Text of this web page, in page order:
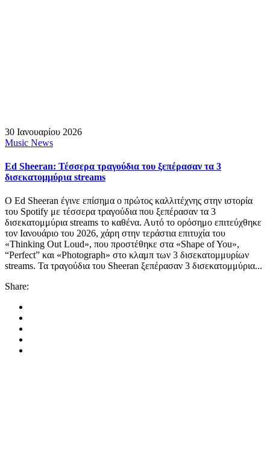
30 Ιανουαρίου 2026
Music News
Ed Sheeran: Τέσσερα τραγούδια του ξεπέρασαν τα 3
δισεκατομμύρια streams
Ο Ed Sheeran έγινε επίσημα ο πρώτος καλλιτέχνης στην ιστορία
του Spotify με τέσσερα τραγούδια που ξεπέρασαν τα 3
δισεκατομμύρια streams το καθένα. Αυτό το ορόσημο επιτεύχθηκε
τον Ιανουάριο του 2026, χάρη στην τεράστια επιτυχία του
«Thinking Out Loud», που προστέθηκε στα «Shape of You»,
“Perfect” και «Photograph» στο κλαμπ των 3 δισεκατομμυρίων
streams. Τα τραγούδια του Sheeran ξεπέρασαν 3 δισεκατομμύρια...
Share: